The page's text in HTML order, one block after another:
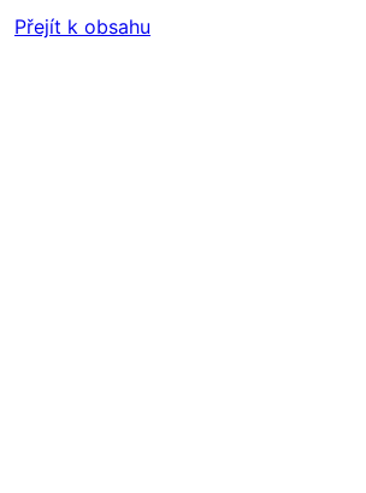
Přejít k obsahu